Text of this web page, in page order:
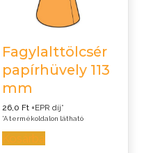
Fagylalttölcsér
papírhüvely 113
mm
26,0Ft +EPR díj*
*A termékoldalon látható
Kosárba